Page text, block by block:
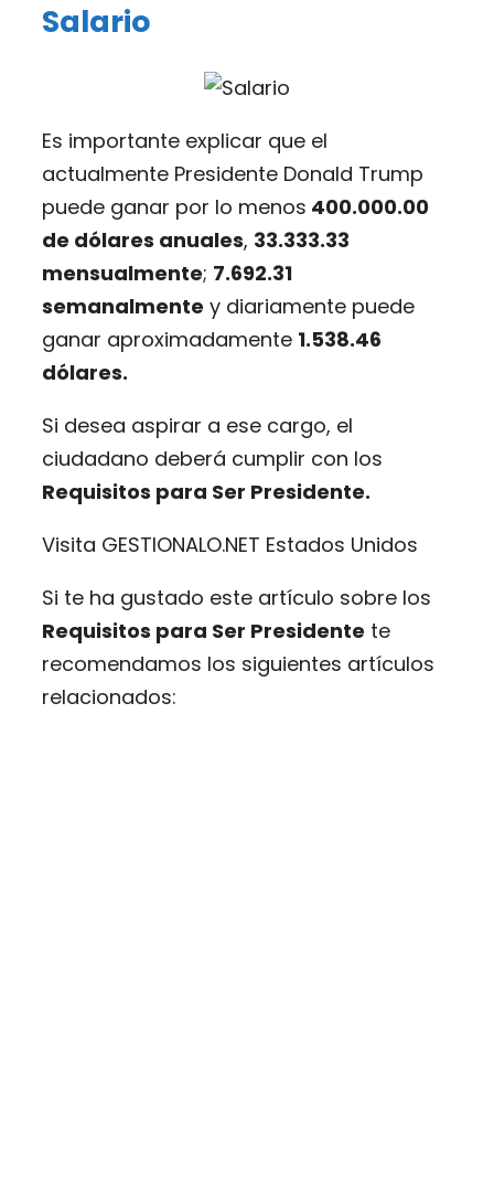
Salario
Es importante explicar que el
actualmente Presidente Donald Trump
puede ganar por lo menos 400.000.00
de dólares anuales, 33.333.33
mensualmente; 7.692.31
semanalmente y diariamente puede
ganar aproximadamente 1.538.46
dólares.
Si desea aspirar a ese cargo, el
ciudadano deberá cumplir con los
Requisitos para Ser Presidente.
Visita GESTIONALO.NET Estados Unidos
Si te ha gustado este artículo sobre los
Requisitos para Ser Presidente te
recomendamos los siguientes artículos
relacionados: